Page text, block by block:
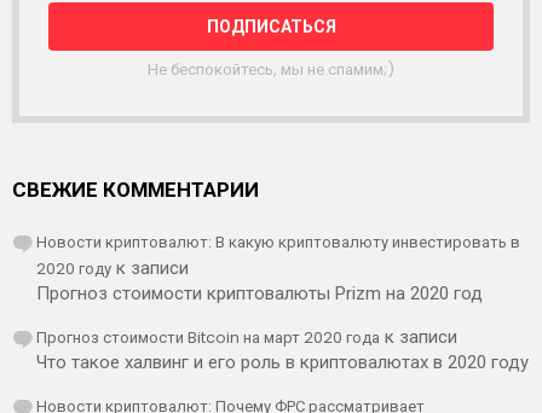
Л
К
Не беспокойтесь, мы не спамим;)
СВЕЖИЕ КОММЕНТАРИИ
Новости криптовалют: В какую криптовалюту инвестировать в
2020 году к записи
Прогноз стоимости криптовалюты Prizm на 2020 год
Прогноз стоимости Bitcoin на март 2020 года к записи
Что такое халвинг и его роль в криптовалютах в 2020 году
Новости криптовалют: Почему ФРС рассматривает